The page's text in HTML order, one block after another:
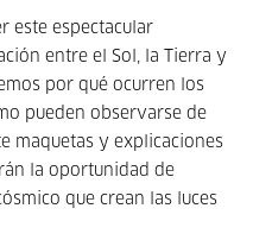
este espectacular
entre el Sol, la Tierra y
por qué ocurren los
pueden observarse de
maquetas y explicaciones
la oportunidad de
que crean las luces